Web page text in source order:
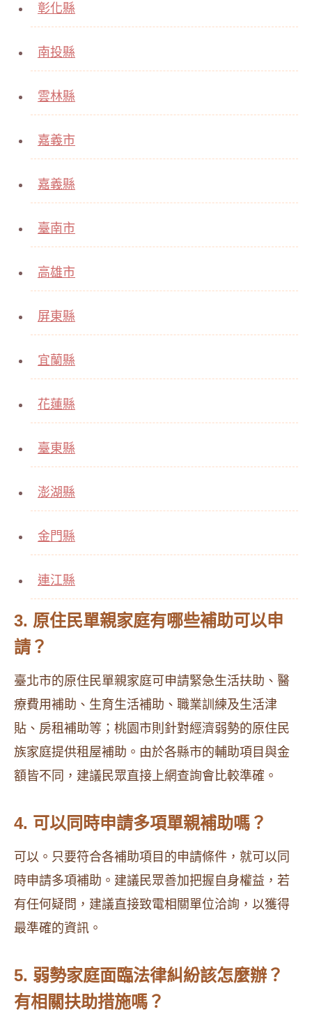
彰化縣
南投縣
雲林縣
嘉義市
嘉義縣
臺南市
高雄市
屏東縣
宜蘭縣
花蓮縣
臺東縣
澎湖縣
金門縣
連江縣
3. 原住民單親家庭有哪些補助可以申
請？
臺北市的原住民單親家庭可申請緊急生活扶助、醫
療費用補助、生育生活補助、職業訓練及生活津
貼、房租補助等；桃園市則針對經濟弱勢的原住民
族家庭提供租屋補助。由於各縣市的輔助項目與金
額皆不同，建議民眾直接上網查詢會比較準確。
4. 可以同時申請多項單親補助嗎？
可以。只要符合各補助項目的申請條件，就可以同
時申請多項補助。建議民眾善加把握自身權益，若
有任何疑問，建議直接致電相關單位洽詢，以獲得
最準確的資訊。
5. 弱勢家庭面臨法律糾紛該怎麼辦？
有相關扶助措施嗎？